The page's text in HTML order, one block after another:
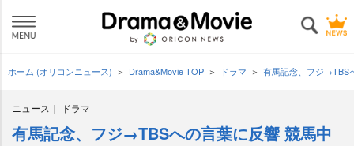
ホーム (オリコンニュース) Drama&Movie TOP ドラマ 有馬記念、フジ→TBS
ニュース ドラマ
有馬記念、フジ→TBSへの言葉に反響 競馬中